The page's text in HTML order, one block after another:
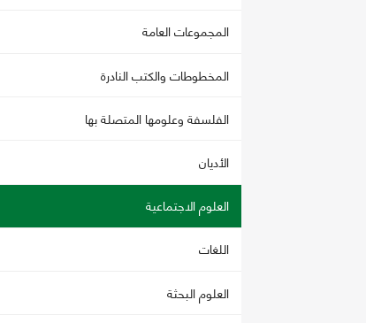
المجموعات العامة
المخطوطات والكتب النادرة
الفلسفة وعلومها المتصلة بها
الأديان
العلوم الاجتماعية
اللغات
العلوم البحثة